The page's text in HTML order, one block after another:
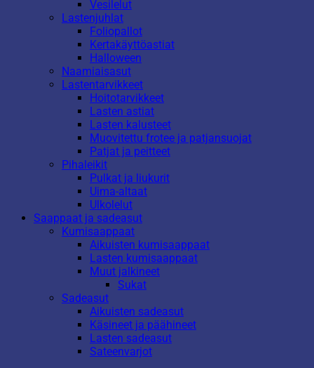
Vesilelut
Lastenjuhlat
Foliopallot
Kertakäyttöastiat
Halloween
Naamiaisasut
Lastentarvikkeet
Hoitotarvikkeet
Lasten astiat
Lasten kalusteet
Muovitettu frotee ja patjansuojat
Patjat ja peitteet
Pihaleikit
Pulkat ja liukurit
Uima-altaat
Ulkolelut
Saappaat ja sadeasut
Kumisaappaat
Aikuisten kumisaappaat
Lasten kumisaappaat
Muut jalkineet
Sukat
Sadeasut
Aikuisten sadeasut
Käsineet ja päähineet
Lasten sadeasut
Sateenvarjot